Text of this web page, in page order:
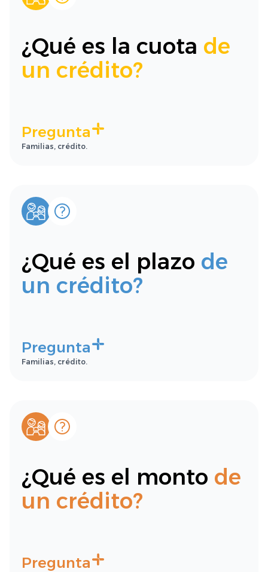
¿Qué es la cuota de
un crédito?
Pregunta
Familias, crédito.
¿Qué es el plazo de
un crédito?
Pregunta
Familias, crédito.
¿Qué es el monto de
un crédito?
Pregunta